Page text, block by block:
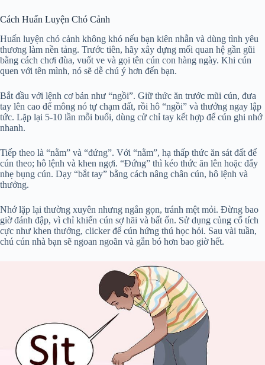
Cách Huấn Luyện Chó Cảnh
Huấn luyện chó cảnh không khó nếu bạn kiên nhẫn và dùng tình yêu
thương làm nền tảng. Trước tiên, hãy xây dựng mối quan hệ gần gũi
bằng cách chơi đùa, vuốt ve và gọi tên cún con hàng ngày. Khi cún
quen với tên mình, nó sẽ dễ chú ý hơn đến bạn.
Bắt đầu với lệnh cơ bản như “ngồi”. Giữ thức ăn trước mũi cún, đưa
tay lên cao để mông nó tự chạm đất, rồi hô “ngồi” và thưởng ngay lập
tức. Lặp lại 5-10 lần mỗi buổi, dùng cử chỉ tay kết hợp để cún ghi nhớ
nhanh.
Tiếp theo là “nằm” và “đứng”. Với “nằm”, hạ thấp thức ăn sát đất để
cún theo; hô lệnh và khen ngợi. “Đứng” thì kéo thức ăn lên hoặc đẩy
nhẹ bụng cún. Dạy “bắt tay” bằng cách nâng chân cún, hô lệnh và
thưởng.
Nhớ lặp lại thường xuyên nhưng ngắn gọn, tránh mệt mỏi. Đừng bao
giờ đánh đập, vì chỉ khiến cún sợ hãi và bất ổn. Sử dụng củng cố tích
cực như khen thưởng, clicker để cún hứng thú học hỏi. Sau vài tuần,
chú cún nhà bạn sẽ ngoan ngoãn và gắn bó hơn bao giờ hết.